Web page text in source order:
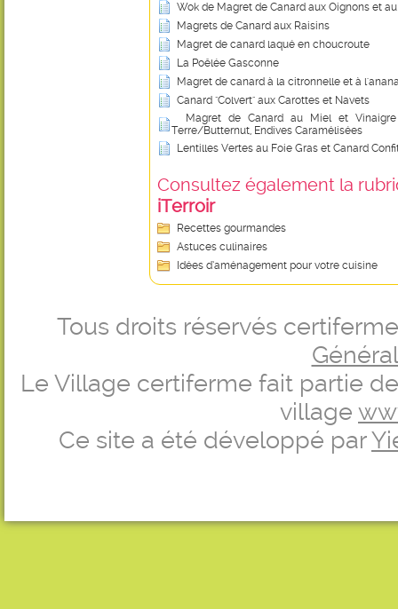
Wok de Magret de Canard aux Oignons et
Magrets de Canard aux Raisins
Magret de canard laqué en choucroute
La Poêlée Gasconne
Magret de canard à la citronnelle et à
Canard "Colvert" aux Carottes et Navets
Magret de Canard au Miel et
Terre/Butternut, Endives Caramélisées
Lentilles Vertes au Foie Gras et Canard
Consultez également la
iTerroir
Recettes gourmandes
Astuces culinaires
Idées d’aménagement pour votre cuisine
Tous droits réservés
Le Village certiferme fait partie
village
Ce site a été développé par